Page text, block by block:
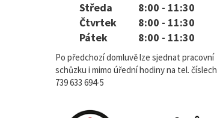
Středa
Čtvrtek
Pátek
8:00 - 11:30
8:00 - 11:30
8:00 - 11:30
Po předchozí domluvě lze sjednat pracovní
schůzku i mimo úřední hodiny na tel. číslech
739 633 694-5